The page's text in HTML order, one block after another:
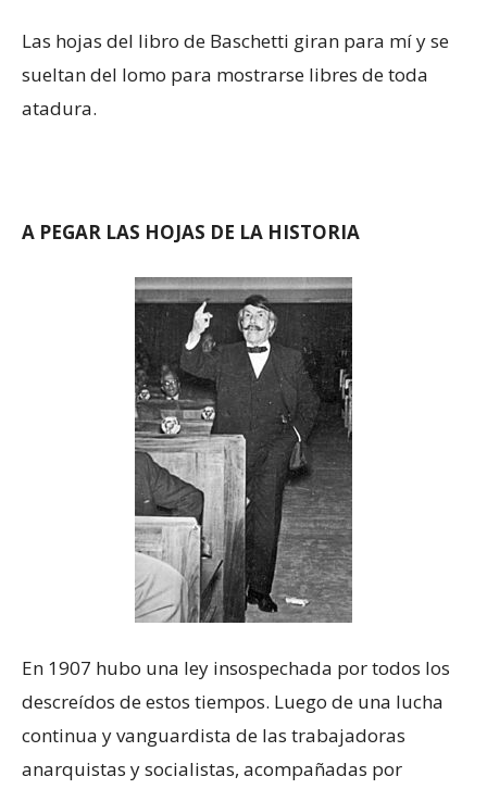
Las hojas del libro de Baschetti giran para mí y se
sueltan del lomo para mostrarse libres de toda
atadura.
A PEGAR LAS HOJAS DE LA HISTORIA
En 1907 hubo una ley insospechada por todos los
descreídos de estos tiempos. Luego de una lucha
continua y vanguardista de las trabajadoras
anarquistas y socialistas, acompañadas por